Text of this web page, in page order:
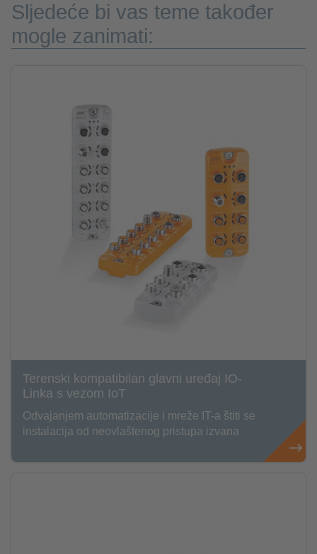
Sljedeće bi vas teme također
mogle zanimati:
Terenski kompatibilan glavni uređaj IO-
Linka s vezom IoT
Odvajanjem automatizacije i mreže IT-a štiti se
instalacija od neovlaštenog pristupa izvana